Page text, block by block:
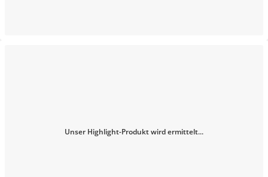
Unser Highlight-Produkt wird ermittelt...